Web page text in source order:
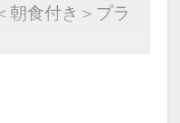
朝食付き＞プラ
ッケージだか
ろん周遊旅行